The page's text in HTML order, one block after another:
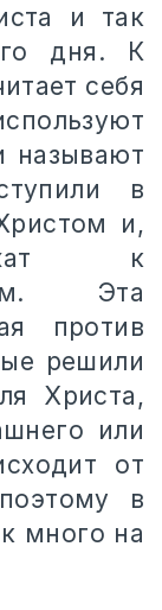
и так
дня. К
себя
называют
в
и,
к
Эта
против
решили
Христа,
или
от
в
много на